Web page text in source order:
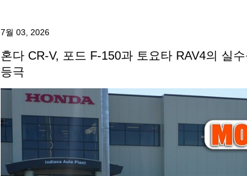
7월 03, 2026
혼다 CR-V, 포드 F-150과 토요타 RAV4의 실
등극